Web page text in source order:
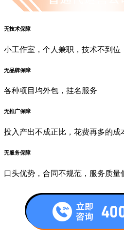
无技术保障
小工作室，个人兼职，技术不到位
无品牌保障
各种项目均外包，挂名服务
无推广保障
投入产出不成正比，花费再多的成
无服务保障
口头优势，合同不规范，服务质量